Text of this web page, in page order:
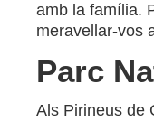
amb la família.
meravellar-vos
Parc
Als Pirineus de